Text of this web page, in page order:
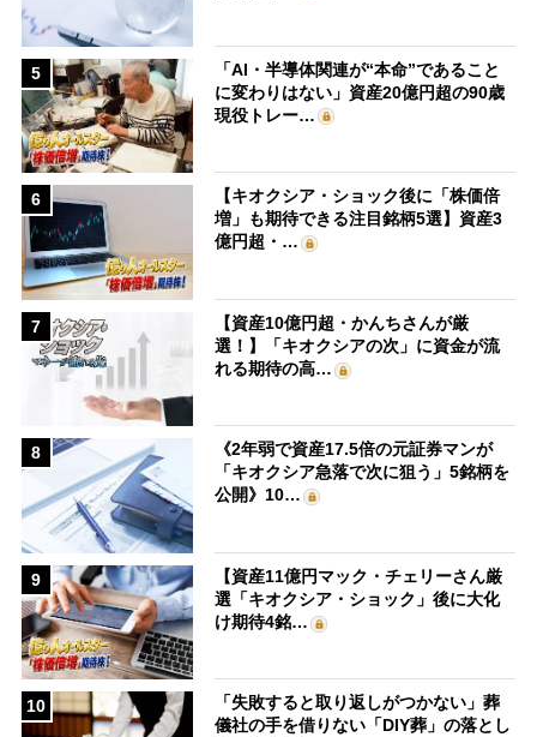
5
「AI・半導体関連が“本命”であること
に変わりはない」資産20億円超の90歳
現役トレー…
6
【キオクシア・ショック後に「株価倍
増」も期待できる注目銘柄5選】資産3
億円超・…
7
【資産10億円超・かんちさんが厳
選！】「キオクシアの次」に資金が流
れる期待の高…
8
《2年弱で資産17.5倍の元証券マンが
「キオクシア急落で次に狙う」5銘柄を
公開》10…
9
【資産11億円マック・チェリーさん厳
選「キオクシア・ショック」後に大化
け期待4銘…
10
「失敗すると取り返しがつかない」葬
儀社の手を借りない「DIY葬」の落とし